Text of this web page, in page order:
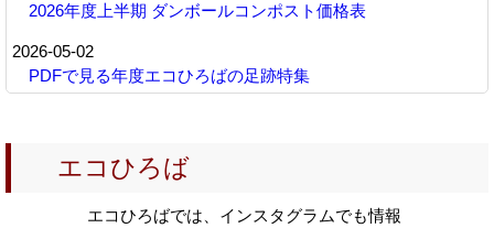
2026年度上半期 ダンボールコンポスト価格表
2026-05-02
PDFで見る年度エコひろばの足跡特集
2025-11-27
2025年度八王子市自然体験講座予定表
エコひろば
エコひろばでは、インスタグラムでも情報